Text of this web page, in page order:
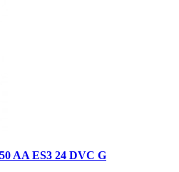
AA ES3 24 DVC G